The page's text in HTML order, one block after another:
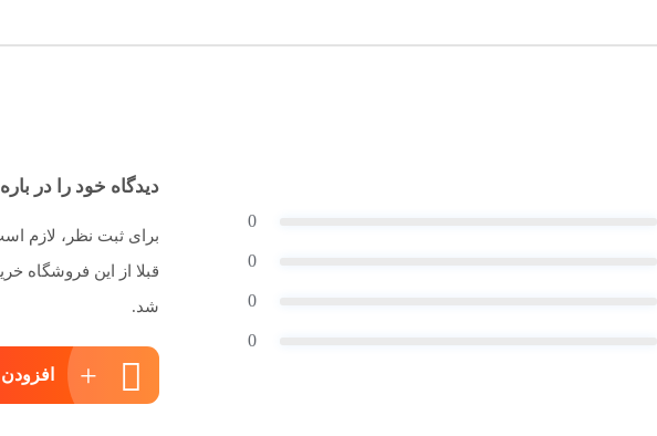
0
0
0
0
دیدگاه خود را در باره
برای ثبت نظر، لازم
قبلا از این فروشگاه
شد.